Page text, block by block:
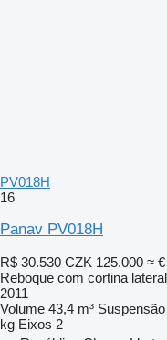
PV018H
16
Panav PV018H
R$ 30.530 CZK 125.000 ≈
Reboque com cortina lateral
2011
Volume 43,4 m³ Suspensão
kg Eixos 2